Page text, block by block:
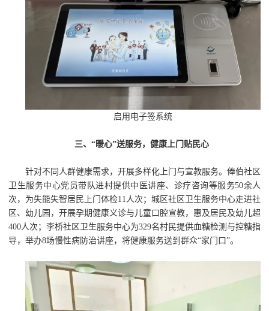
启用电子签系统
三、“暖心”送服务，健康上门贴民心
针对不同人群健康需求，开展多样化上门与宣教服务。俸伯社区
卫生服务中心党员带队进村提供中医讲座、诊疗咨询等服务50余人
次，为失能失智居民上门体检11人次；城区社区卫生服务中心走进社
区、幼儿园，开展孕期健康义诊与儿童口腔宣教，惠及居民及幼儿超
400人次；李桥社区卫生服务中心为329名村民提供血糖检测与控糖指
导，举办8场慢性病防治讲座，将健康服务送到群众“家门口”。